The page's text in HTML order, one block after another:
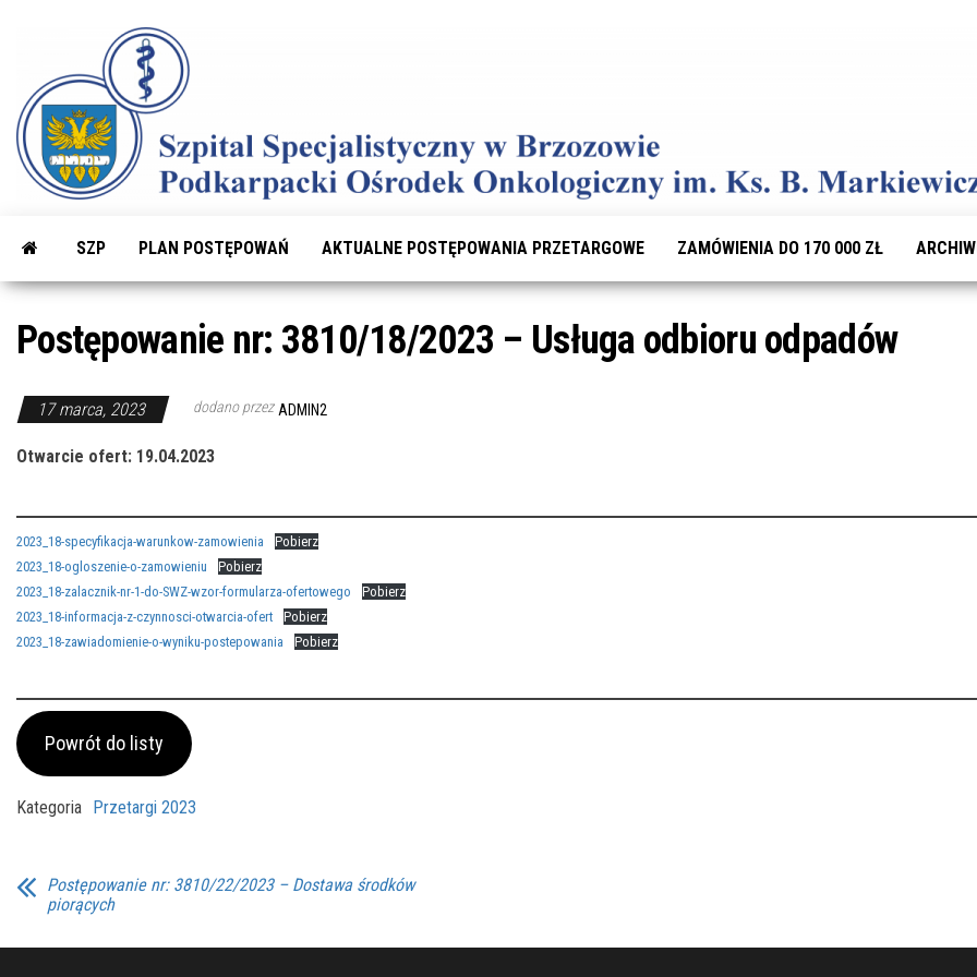
SZP PLAN POSTĘPOWAŃ AKTUALNE POSTĘPOWANIA PRZETARGOWE ZAMÓWIENIA DO 170 000 ZŁ
Postępowanie nr: 3810/18/2023 – Usługa odbioru odpadów
17 marca, 2023 dodano przez ADMIN2
Otwarcie ofert: 19.04.2023
2023_18-specyfikacja-warunkow-zamowienia
Pobierz
2023_18-ogloszenie-o-zamowieniu
Pobierz
2023_18-zalacznik-nr-1-do-SWZ-wzor-formularza-ofertowego
Pobierz
2023_18-informacja-z-czynnosci-otwarcia-ofert
Pobierz
2023_18-zawiadomienie-o-wyniku-postepowania
Pobierz
Powrót do listy
Kategoria Przetargi 2023
Postępowanie nr: 3810/22/2023 – Dostawa środków
piorących